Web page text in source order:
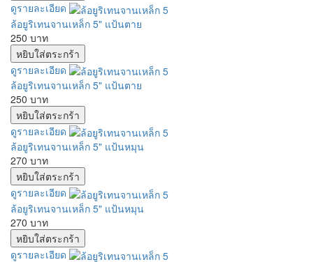
ดูรายละเอียด
ล้อยูริเทนจานเหล็ก 5" แป้นตาย
250 บาท
ดูรายละเอียด
ล้อยูริเทนจานเหล็ก 5" แป้นตาย
250 บาท
ดูรายละเอียด
ล้อยูริเทนจานเหล็ก 5" แป้นหมุน
270 บาท
ดูรายละเอียด
ล้อยูริเทนจานเหล็ก 5" แป้นหมุน
270 บาท
ดูรายละเอียด